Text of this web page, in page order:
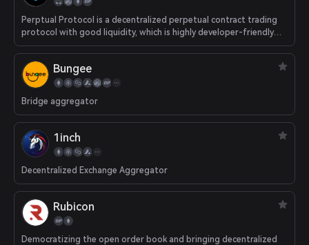
Perptual Protocol is a decentralized perpetual contract trading
protocol with good liquidity, which is highly developer-friendly
and composable.
Bungee
Bridge aggregator
1inch
Decentralized Exchange Aggregator
Rubicon
Democratizing the open order book and bringing decentralized